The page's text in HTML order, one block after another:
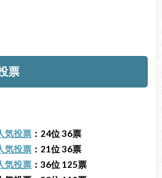
票
気投票 ：24位 36票
気投票 ：21位 36票
気投票 ：36位 125票